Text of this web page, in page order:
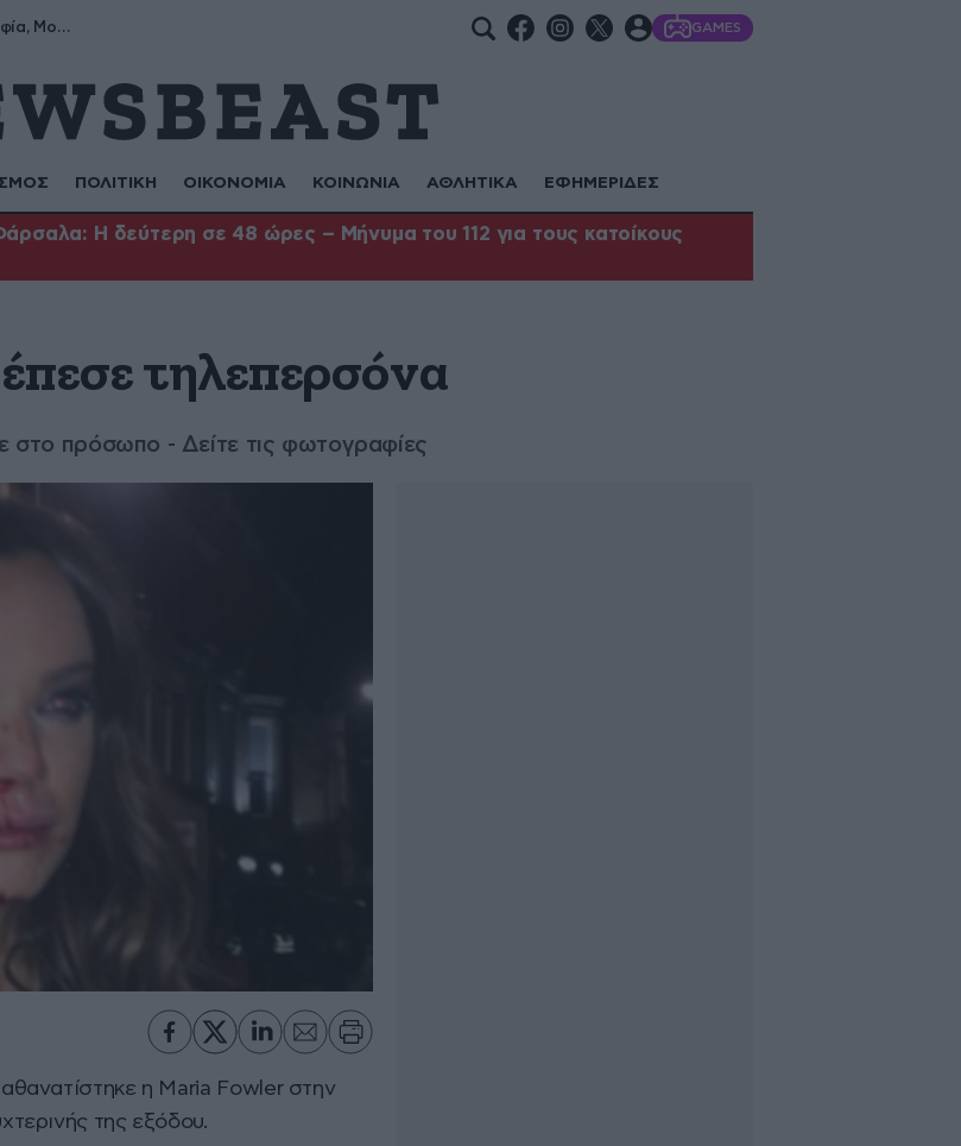
Σωτήρης, Σωτηρία, Ευμορφία, Μορφούλα GAMES
ΠΟΛΙΤΙΚΗ ΟΙΚΟΝΟΜΙΑ ΚΟΙΝΩΝΙΑ ΑΘΛΗΤΙΚΑ ΕΦΗΜΕΡΙΔΕΣ
Η δεύτερη σε 48 ώρες – Μήνυμα του 112 για τους κατοίκους
τηλεπερσόνα
στο πρόσωπο - Δείτε τις φωτογραφίες
η Maria Fowler στην
της εξόδου.